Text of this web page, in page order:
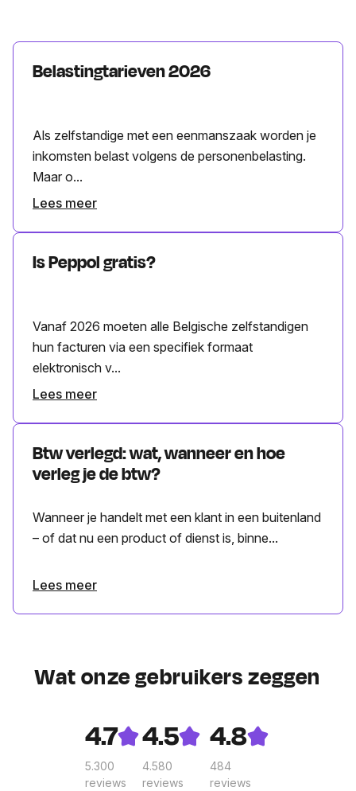
Belastingtarieven 2026
Als zelfstandige met een eenmanszaak worden je
inkomsten belast volgens de personenbelasting.
Maar o...
Lees meer
Is Peppol gratis?
Vanaf 2026 moeten alle Belgische zelfstandigen
hun facturen via een specifiek formaat
elektronisch v...
Lees meer
Btw verlegd: wat, wanneer en hoe
verleg je de btw?
Wanneer je handelt met een klant in een buitenland
– of dat nu een product of dienst is, binne...
Lees meer
Wat onze gebruikers zeggen
4.7
5.300
reviews
4.5
4.580
reviews
4.8
484
reviews